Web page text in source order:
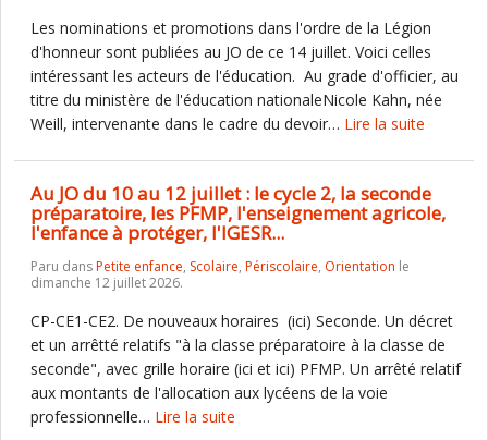
Les nominations et promotions dans l'ordre de la Légion
d'honneur sont publiées au JO de ce 14 juillet. Voici celles
intéressant les acteurs de l'éducation. Au grade d'officier, au
titre du ministère de l'éducation nationaleNicole Kahn, née
Weill, intervenante dans le cadre du devoir… Lire la suite
Au JO du 10 au 12 juillet : le cycle 2, la seconde
préparatoire, les PFMP, l'enseignement agricole,
l'enfance à protéger, l'IGESR...
Paru dansPetite enfance, Scolaire, Périscolaire, Orientation le
dimanche 12 juillet 2026.
CP-CE1-CE2. De nouveaux horaires (ici) Seconde. Un décret
et un arrêtté relatifs "à la classe préparatoire à la classe de
seconde", avec grille horaire (ici et ici) PFMP. Un arrêté relatif
aux montants de l'allocation aux lycéens de la voie
professionnelle… Lire la suite